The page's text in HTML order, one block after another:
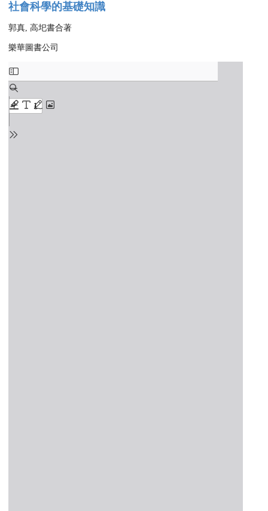
社會科學的基礎知識
郭真, 高圯書合著
樂華圖書公司